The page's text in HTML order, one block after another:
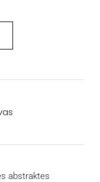
abstraktes